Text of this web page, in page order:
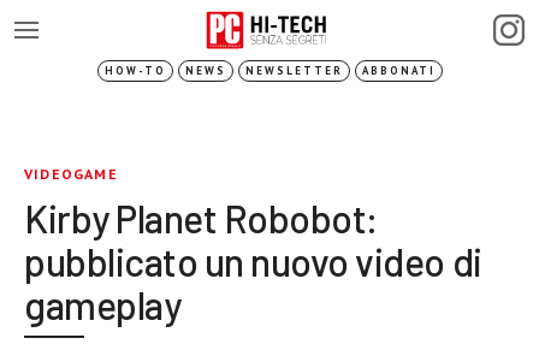
HOW-TO NEWS NEWSLETTER ABBONATI
VIDEOGAME
Kirby Planet Robobot:
pubblicato un nuovo video di
gameplay